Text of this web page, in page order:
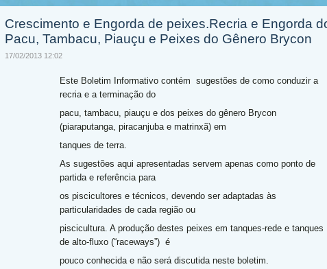
Crescimento e Engorda de peixes.Recria e Engorda
Pacu, Tambacu, Piauçu e Peixes do Gênero Brycon
17/02/2013 12:02
Este Boletim Informativo contém sugestões de como conduzir a
recria e a terminação do
pacu, tambacu, piauçu e dos peixes do gênero Brycon
(piaraputanga, piracanjuba e matrinxã) em
tanques de terra.
As sugestões aqui apresentadas servem apenas como ponto de
partida e referência para
os piscicultores e técnicos, devendo ser adaptadas às
particularidades de cada região ou
piscicultura. A produção destes peixes em tanques-rede e tanques
de alto-fluxo (“raceways”) é
pouco conhecida e não será discutida neste boletim.